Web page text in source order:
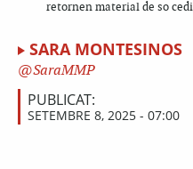
retornen material de so
SARA MONTESINOS
SaraMMP
PUBLICAT:
SETEMBRE 8, 2025 - 07:00